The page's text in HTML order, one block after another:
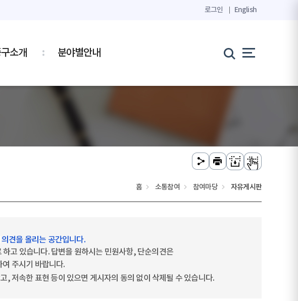
로그인 English
소개 분야별안내
홈 소통참여 참여마당 자유게시판
견을 올리는 공간입니다.
고 있습니다. 답변을 원하시는 민원사항, 단순의견은
여 주시기 바랍니다.
, 저속한 표현 등이 있으면 게시자의 동의 없이 삭제될 수 있습니다.